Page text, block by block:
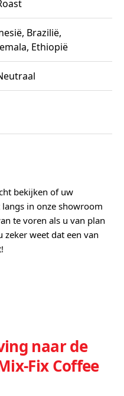
Brazilië,
Ethiopië
bekijken of uw
in onze showroom
te voren als u van plan
weet dat een van
naar de
Fix Coffee